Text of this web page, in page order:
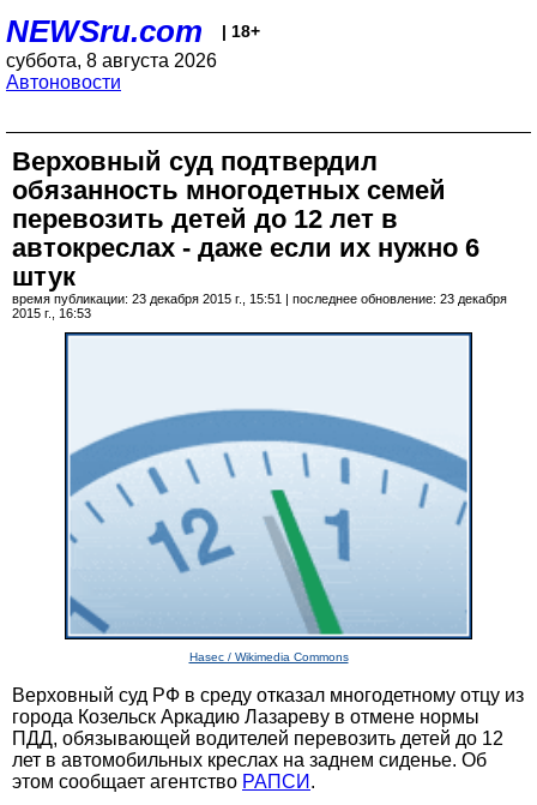
NEWSru.com | 18+
суббота, 8 августа 2026
Автоновости
Верховный суд подтвердил
обязанность многодетных семей
перевозить детей до 12 лет в
автокреслах - даже если их нужно 6
штук
время публикации: 23 декабря 2015 г., 15:51 | последнее обновление: 23 декабря
2015 г., 16:53
Hasec / Wikimedia Commons
Верховный суд РФ в среду отказал многодетному отцу из
города Козельск Аркадию Лазареву в отмене нормы
ПДД, обязывающей водителей перевозить детей до 12
лет в автомобильных креслах на заднем сиденье. Об
этом сообщает агентство РАПСИ .